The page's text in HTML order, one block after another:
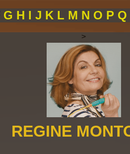
G H IJ K L M N O P
>
REGINE